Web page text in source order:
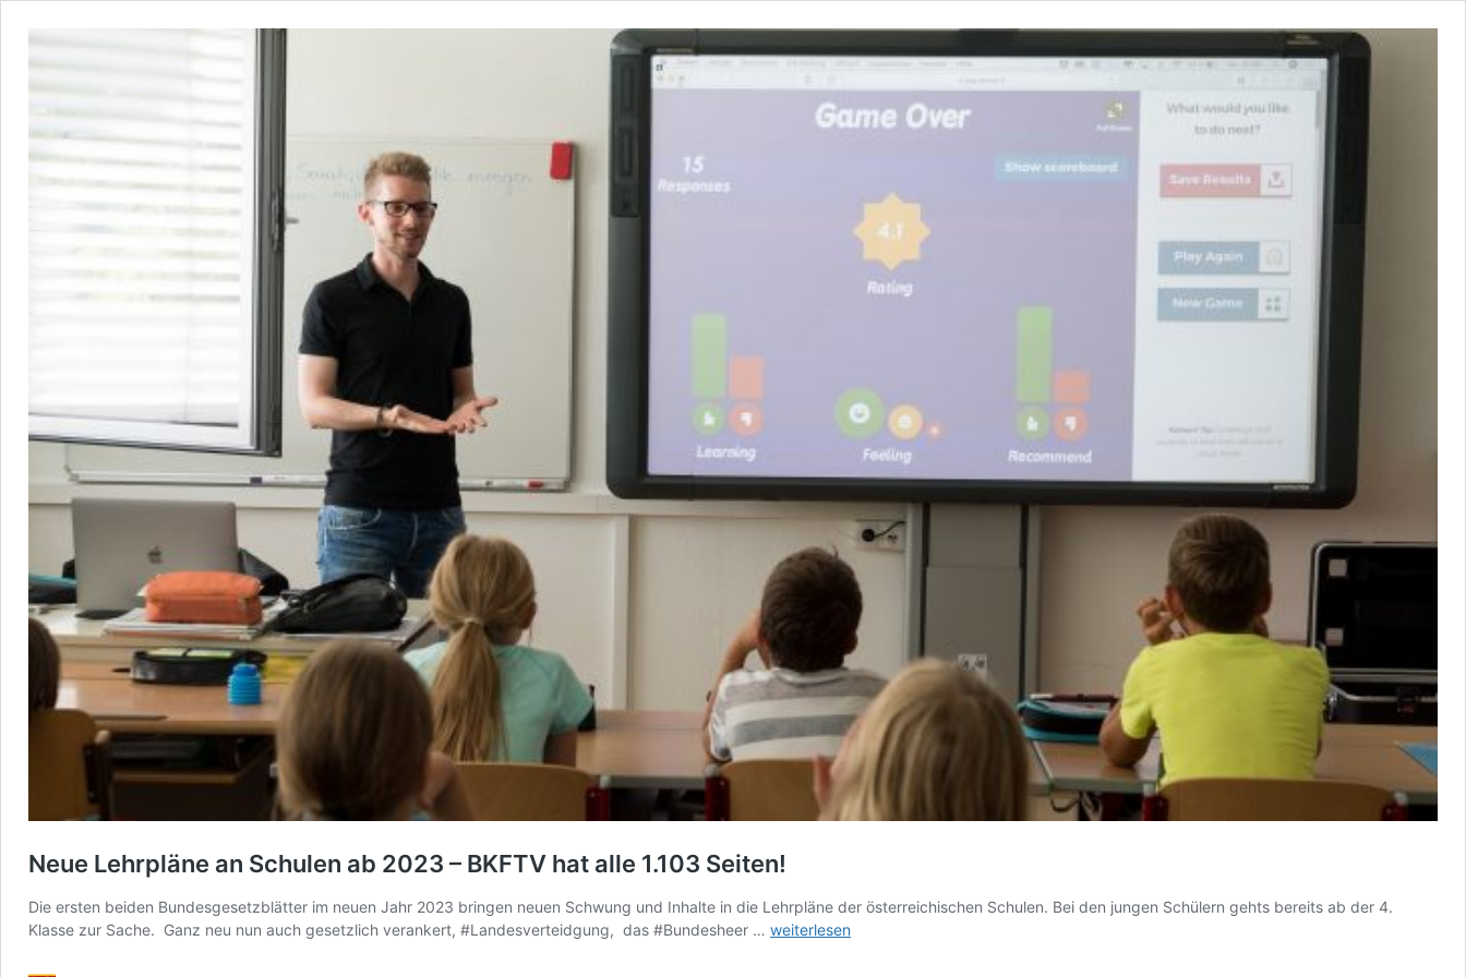
Neue Lehrpläne an Schulen ab 2023 – BKFTV hat alle 1.103 Seiten!
Die ersten beiden Bundesgesetzblätter im neuen Jahr 2023 bringen neuen Schwung und Inhalte in die Lehrpläne der österreichischen Schulen. Bei den jungen Schülern gehts bereits ab der 4.
Klasse zur Sache. Ganz neu nun auch gesetzlich verankert, #Landesverteidgung, das #Bundesheer … Neue
weiterlesen